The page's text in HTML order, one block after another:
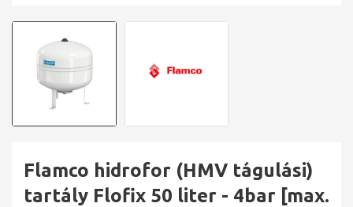
Flamco hidrofor (HMV tágulási)
tartály Flofix 50 liter - 4bar [max.